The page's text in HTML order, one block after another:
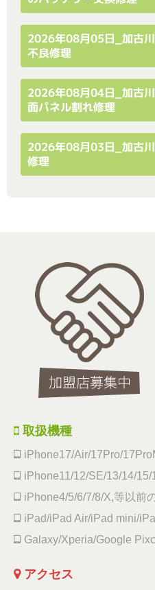
2026年08月05日_加古
不良修理
2026年08月04日_加古
面パネル割れ修理
2026年08月03日_加古
修理
取扱機種
iPhone17/Air/17Pro/
iPhone11/12/SE/13/14/
iPhone4/5/6/7/8/X,等以前
iPad/iPad Air/iPad mini/
Galaxy/Xperia/Google
アクセス